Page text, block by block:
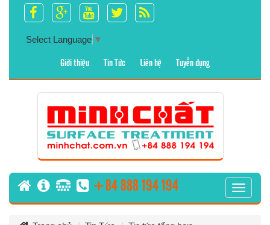
Select Language ▼
Giới thiệu Tin Tức Liên hệ Tuyển dụng
T
o
+84 888 194 194